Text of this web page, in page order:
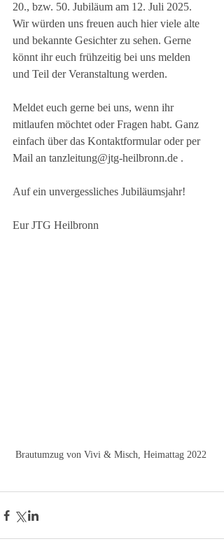
20., bzw. 50. Jubiläum am 12. Juli 2025.
Wir würden uns freuen auch hier viele alte
und bekannte Gesichter zu sehen. Gerne
könnt ihr euch frühzeitig bei uns melden
und Teil der Veranstaltung werden.
Meldet euch gerne bei uns, wenn ihr
mitlaufen möchtet oder Fragen habt. Ganz
einfach über das Kontaktformular oder per
Mail an tanzleitung@jtg-heilbronn.de .
Auf ein unvergessliches Jubiläumsjahr!
Eur JTG Heilbronn
Brautumzug von Vivi & Misch, Heimattag 2022